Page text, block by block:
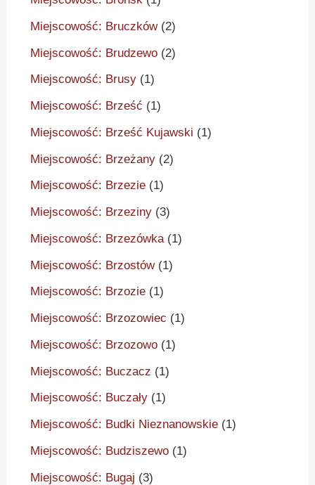
Miejscowość: Bruczków(2)
Miejscowość: Brudzewo (2)
Miejscowość: Brusy (1)
Miejscowość: Brześć (1)
Miejscowość: Brześć Kujawski (1)
Miejscowość: Brzeżany (2)
Miejscowość: Brzezie (1)
Miejscowość: Brzeziny (3)
Miejscowość: Brzezówka (1)
Miejscowość: Brzostów(1)
Miejscowość: Brzozie (1)
Miejscowość: Brzozowiec (1)
Miejscowość: Brzozowo (1)
Miejscowość: Buczacz (1)
Miejscowość: Buczały (1)
Miejscowość: Budki Nieznanowskie (1)
Miejscowość: Budziszewo (1)
Miejscowość: Bugaj (3)